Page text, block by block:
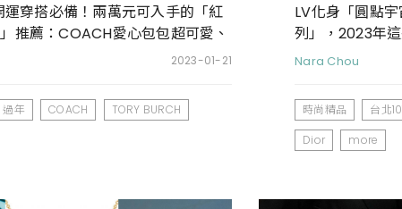
穿搭必備！兩萬元可入手的「紅
推薦：COACH愛心包包超可愛、
也可揹
2023-01-21
過年 COACH
TORY BURCH
LV化身「圓點
列」，2023年
啦！
Nara Chou
時尚精品 台北
Dior
more